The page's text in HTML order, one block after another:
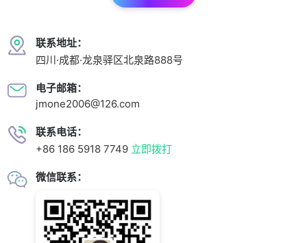
联系地址：
四川·成都·龙泉驿区北泉路888号
电子邮箱：
jmone2006@126.com
联系电话：
+86 186 5918 7749 立即拨打
微信联系：